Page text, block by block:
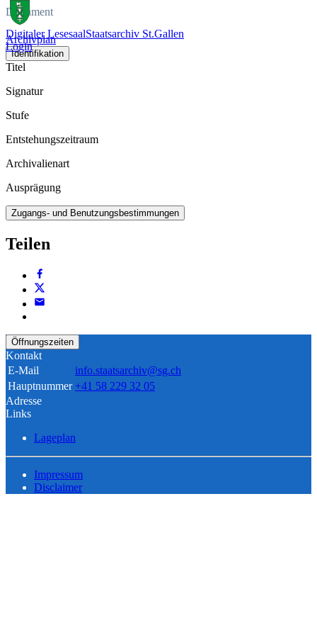
Digitaler LesesaalStaatsarchiv St.Gallen
Login
Dokument
Archivplan
Identifikation
Titel
Signatur
Stufe
Entstehungszeitraum
Archivalienart
Ausprägung
Zugangs- und Benutzungsbestimmungen
Teilen
Öffnungszeiten
Kontakt
E-Mail
info.staatsarchiv@sg.ch
Hauptnummer +41 58 229 32 05
Adresse
Links
Lageplan
Impressum
Disclaimer